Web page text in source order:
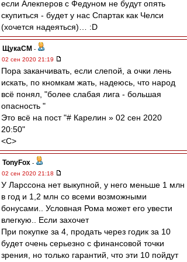
если Алекперов с Федуном не будут опять
скупиться - будет у нас Спартак как Челси
(хочется надеяться)… :D
ЩукаСМ -
02 сен 2020 21:19
Пора заканчивать, если слепой, а очки лень
искать, по кномкам жать, надеюсь, что народ
всё понял, "более слабая лига - большая
опасность "
Это всё на пост "# Карелин » 02 сен 2020
20:50"
<C>
TonyFox -
02 сен 2020 21:18
У Ларссона нет выкупной, у него меньше 1 млн
в год и 1,2 млн со всеми возможными
бонусами.. Условная Рома может его увести
влегкую.. Если захочет
При покупке за 4, продать через годик за 10
будет очень серьезно с финансовой точки
зрения, но только гарантий, что эти 10 пойдут